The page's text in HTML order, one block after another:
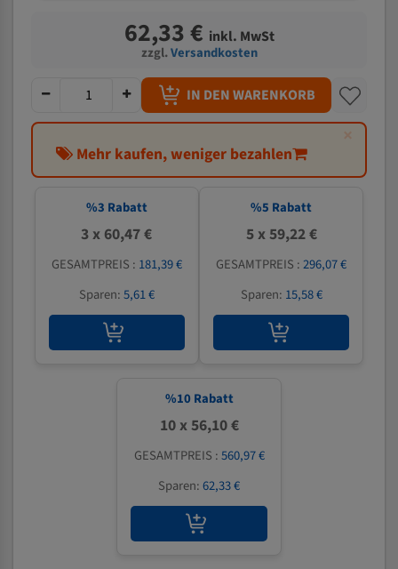
62,33 € inkl. MwSt
zzgl.Versandkosten
IN DEN WARENKORB
×
Mehr kaufen, weniger bezahlen
%3 Rabatt
3 x 60,47 €
GESAMTPREIS : 181,39 €
Sparen:5,61 €
%5 Rabatt
5 x 59,22 €
GESAMTPREIS :296,07 €
Sparen: 15,58 €
%10 Rabatt
10 x 56,10 €
GESAMTPREIS :560,97 €
Sparen:62,33 €